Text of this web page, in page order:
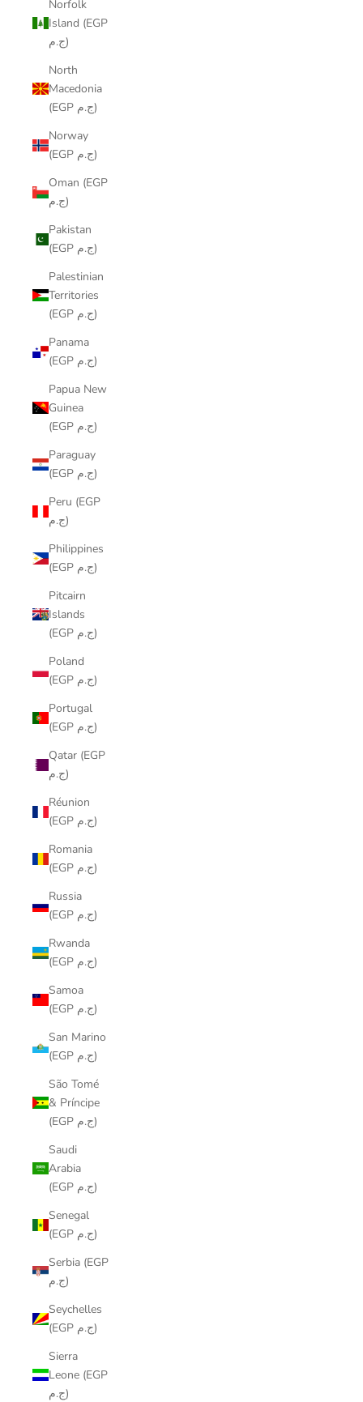
Norfolk
Island (EGP
ج.م)
North
Macedonia
(EGP ج.م)
Norway
(EGP ج.م)
Oman (EGP
ج.م)
Pakistan
(EGP ج.م)
Palestinian
Territories
(EGP ج.م)
Panama
(EGP ج.م)
Papua New
Guinea
(EGP ج.م)
Paraguay
(EGP ج.م)
Peru (EGP
ج.م)
Philippines
(EGP ج.م)
Pitcairn
Islands
(EGP ج.م)
Poland
(EGP ج.م)
Portugal
(EGP ج.م)
Qatar (EGP
ج.م)
Réunion
(EGP ج.م)
Romania
(EGP ج.م)
Russia
(EGP ج.م)
Rwanda
(EGP ج.م)
Samoa
(EGP ج.م)
San Marino
(EGP ج.م)
São Tomé
& Príncipe
(EGP ج.م)
Saudi
Arabia
(EGP ج.م)
Senegal
(EGP ج.م)
Serbia (EGP
ج.م)
Seychelles
(EGP ج.م)
Sierra
Leone (EGP
ج.م)